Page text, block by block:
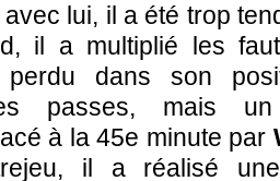
lui, il a été trop
il a multiplié les
dans son
passes, mais
à la 45e minute par
il a réalisé